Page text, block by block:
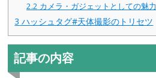
2.2 カメラ・ガジェットとしての魅力
3 ハッシュタグ#天体撮影のトリセツ
記事の内容